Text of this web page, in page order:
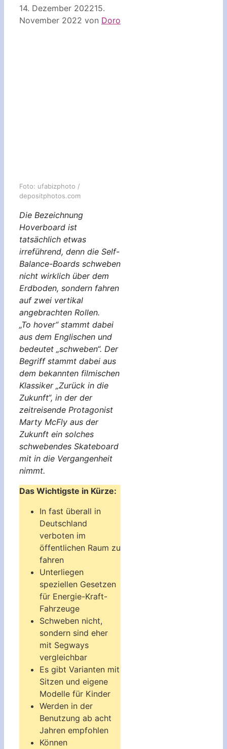
14. Dezember 202215.
November 2022 von Doro
Foto: ufabizphoto /
depositphotos.com
Die Bezeichnung
Hoverboard ist
tatsächlich etwas
irreführend, denn die Self-
Balance-Boards schweben
nicht wirklich über dem
Erdboden, sondern fahren
auf zwei vertikal
angebrachten Rollen.
„To hover“ stammt dabei
aus dem Englischen und
bedeutet „schweben“. Der
Begriff stammt dabei aus
dem bekannten filmischen
Klassiker „Zurück in die
Zukunft“, in der der
zeitreisende Protagonist
Marty McFly aus der
Zukunft ein solches
schwebendes Skateboard
mit in die Vergangenheit
nimmt.
Das Wichtigste in Kürze:
In fast überall in
Deutschland
verboten im
öffentlichen Raum zu
fahren
Unterliegen
speziellen Gesetzen
für Energie-Kraft-
Fahrzeuge
Schweben nicht,
sondern sind eher
mit Segways
vergleichbar
Es gibt Varianten mit
Sitzen und eigene
Modelle für Kinder
Werden in der
Benutzung ab acht
Jahren empfohlen
Können